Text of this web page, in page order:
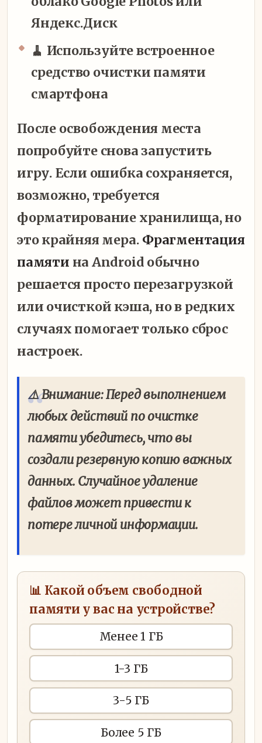
Яндекс.Диск
🧹 Используйте встроенное
средство очистки памяти
смартфона
После освобождения места
попробуйте снова запустить
игру. Если ошибка сохраняется,
возможно, требуется
форматирование хранилища, но
это крайняя мера. Фрагментация
памяти на Android обычно
решается просто перезагрузкой
или очисткой кэша, но в редких
случаях помогает только сброс
настроек.
⚠️ Внимание: Перед выполнением
любых действий по очистке
памяти убедитесь, что вы
создали резервную копию важных
данных. Случайное удаление
файлов может привести к
потере личной информации.
📊 Какой объем свободной
памяти у вас на устройстве?
Менее 1 ГБ
1-3 ГБ
3-5 ГБ
Более 5 ГБ